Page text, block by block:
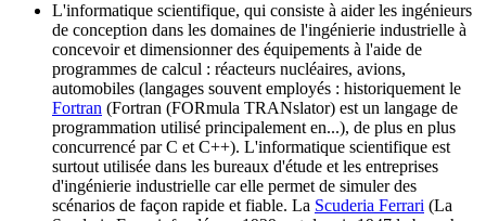
L'informatique scientifique, qui consiste à aider les ingénieurs
de conception dans les domaines de l'ingénierie industrielle à
concevoir et dimensionner des équipements à l'aide de
programmes de calcul : réacteurs nucléaires, avions,
automobiles (langages souvent employés : historiquement le
Fortran (Fortran (FORmula TRANslator) est un langage de
programmation utilisé principalement en...), de plus en plus
concurrencé par C et C++). L'informatique scientifique est
surtout utilisée dans les bureaux d'étude et les entreprises
d'ingénierie industrielle car elle permet de simuler des
scénarios de façon rapide et fiable. La Scuderia Ferrari (La